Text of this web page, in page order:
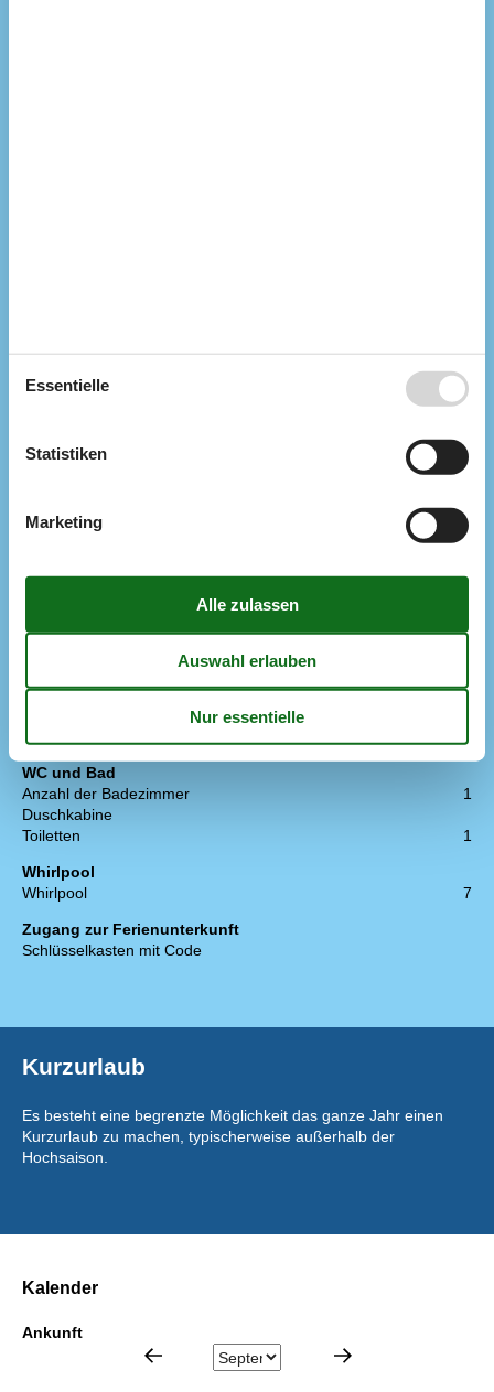
Anzahl der Induktionskochplatten
4
Kühlschrank
1
> 3 dänische Sender
Anzahl der Fernseher
1
Chromecast
1
Internet drahtlos
Anzahl der Schlafzimmer
3
Doppelbett (Anzahl der Schlafplätze)
Kinderbett
1
WC und Bad
Anzahl der Badezimmer
1
Duschkabine
Toiletten
1
Whirlpool
Whirlpool
7
Zugang zur Ferienunterkunft
Schlüsselkasten mit Code
Kurzurlaub
Es besteht eine begrenzte Möglichkeit das ganze Jahr einen
Kurzurlaub zu machen, typischerweise außerhalb der
Hochsaison.
Kalender
Ankunft
Essentielle
Statistiken
Marketing